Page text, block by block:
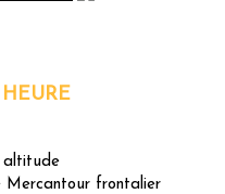
HEURE
altitude
Mercantour frontalier